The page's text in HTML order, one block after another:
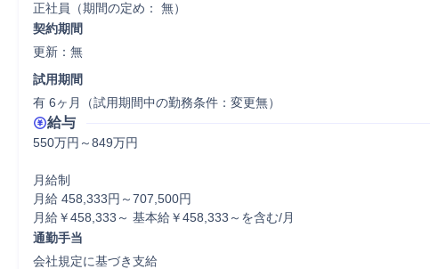
正社員（期間の定め： 無）
契約期間
更新：無
試用期間
有 6ヶ月（試用期間中の勤務条件：変更無）
給与
550万円～849万円
月給制
月給 458,333円～707,500円
月給￥458,333～ 基本給￥458,333～を含む/月
通勤手当
会社規定に基づき支給